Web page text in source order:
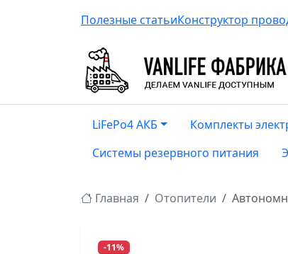
Полезные статьиКонструктор
LiFePo4 АКБ Комплекты
Системы резервного питания
Главная Отопители
-11%